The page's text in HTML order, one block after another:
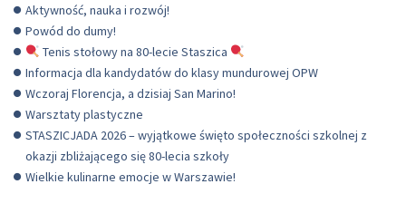
Aktywność, nauka i rozwój!
Powód do dumy!
Tenis stołowy na 80-lecie Staszica
Informacja dla kandydatów do klasy mundurowej OPW
Wczoraj Florencja, a dzisiaj San Marino!
Warsztaty plastyczne
STASZICJADA 2026 – wyjątkowe święto społeczności szkolnej z
okazji zbliżającego się 80-lecia szkoły
Wielkie kulinarne emocje w Warszawie!